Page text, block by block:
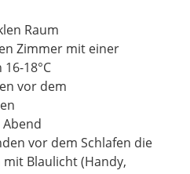
Raum
Zimmer mit einer
18°C
vor dem
vor dem Schlafen die
Blaulicht (Handy,